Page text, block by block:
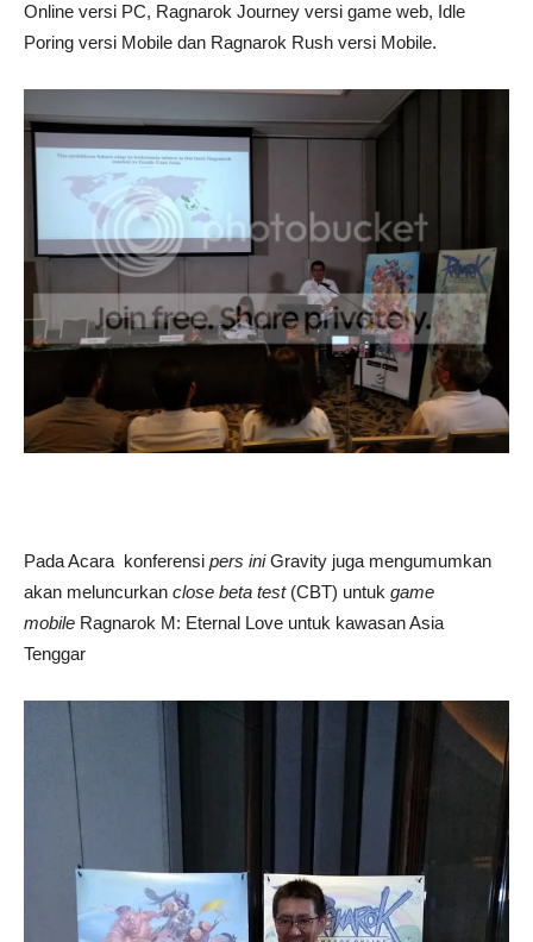
Online versi PC, Ragnarok Journey versi game web, Idle
Poring versi Mobile dan Ragnarok Rush versi Mobile.
Pada Acara konferensi pers iniGravity juga mengumumkan
akan meluncurkan close beta test(CBT) untuk game
mobile Ragnarok M: Eternal Love untuk kawasan Asia
Tenggar